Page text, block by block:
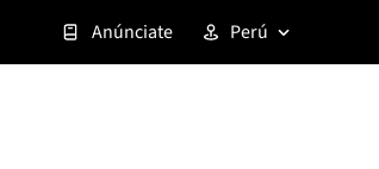
Anúnciate Perú